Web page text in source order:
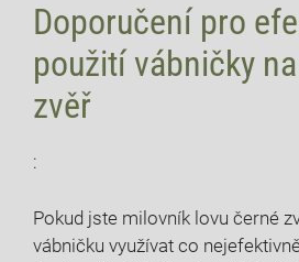
Doporučení pro
použití vábničky
zvěř
:
Pokud jste milovník lovu černé
vábničku využívat co